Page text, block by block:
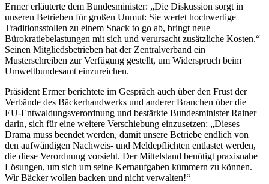
Ermer erläuterte dem Bundesminister: „Die Diskussion sorgt in
unseren Betrieben für großen Unmut: Sie wertet hochwertige
Traditionsstollen zu einem Snack to go ab, bringt neue
Bürokratiebelastungen mit sich und verursacht zusätzliche Kosten.“
Seinen Mitgliedsbetrieben hat der Zentralverband ein
Musterschreiben zur Verfügung gestellt, um Widerspruch beim
Umweltbundesamt einzureichen.
Präsident Ermer berichtete im Gespräch auch über den Frust der
Verbände des Bäckerhandwerks und anderer Branchen über die
EU-Entwaldungsverordnung und bestärkte Bundesminister Rainer
darin, sich für eine weitere Verschiebung einzusetzen: „Dieses
Drama muss beendet werden, damit unsere Betriebe endlich von
den aufwändigen Nachweis- und Meldepflichten entlastet werden,
die diese Verordnung vorsieht. Der Mittelstand benötigt praxisnahe
Lösungen, um sich um seine Kernaufgaben kümmern zu können.
Wir Bäcker wollen backen und nicht verwalten!“